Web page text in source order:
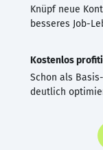
Knüpf neue
besseres Job-
Kostenlos
Schon als
deutlich